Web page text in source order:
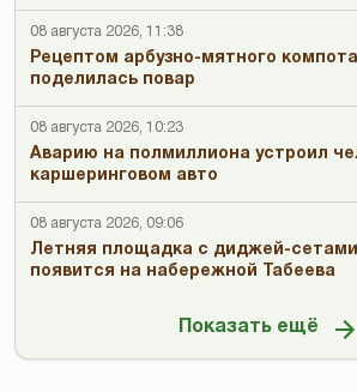
08 августа 2026, 11:38
Рецептом арбузно-мятного
поделилась повар
08 августа 2026, 10:23
Аварию на полмиллиона устроил
каршеринговом авто
08 августа 2026, 09:06
Летняя площадка с диджей-
появится на набережной Табеева
Показать ещё